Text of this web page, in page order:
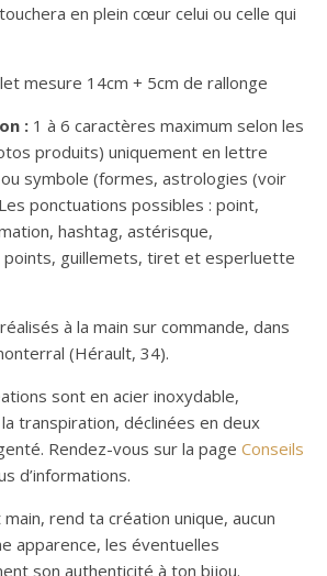
en plein cœur celui ou celle qui
mesure 14cm + 5cm de rallonge
: 1 à 6 caractères maximum selon les
produits) uniquement en lettre
symbole (formes, astrologies (voir
ponctuations possibles : point,
hashtag, astérisque,
points, guillemets, tiret et esperluette
à la main sur commande, dans
(Hérault, 34).
sont en acier inoxydable,
transpiration, déclinées en deux
Rendez-vous sur la page Conseils
d’informations.
rend ta création unique, aucun
apparence, les éventuelles
son authenticité à ton bijou.